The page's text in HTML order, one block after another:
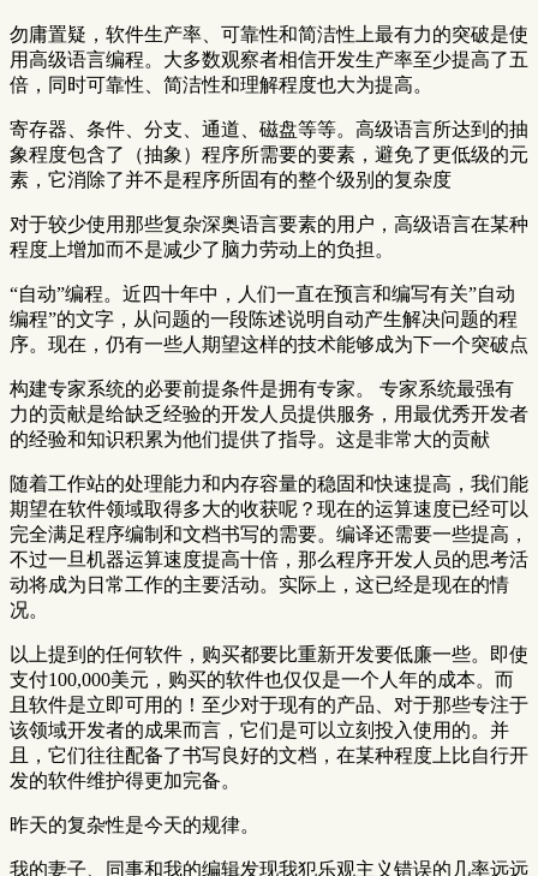
勿庸置疑，软件生产率、可靠性和简洁性上最有力的突破是使
用高级语言编程。大多数观察者相信开发生产率至少提高了五
倍，同时可靠性、简洁性和理解程度也大为提高。
寄存器、条件、分支、通道、磁盘等等。高级语言所达到的抽
象程度包含了（抽象）程序所需要的要素，避免了更低级的元
素，它消除了并不是程序所固有的整个级别的复杂度
对于较少使用那些复杂深奥语言要素的用户，高级语言在某种
程度上增加而不是减少了脑力劳动上的负担。
“自动”编程。近四十年中，人们一直在预言和编写有关”自动
编程”的文字，从问题的一段陈述说明自动产生解决问题的程
序。现在，仍有一些人期望这样的技术能够成为下一个突破点
构建专家系统的必要前提条件是拥有专家。 专家系统最强有
力的贡献是给缺乏经验的开发人员提供服务，用最优秀开发者
的经验和知识积累为他们提供了指导。这是非常大的贡献
随着工作站的处理能力和内存容量的稳固和快速提高，我们能
期望在软件领域取得多大的收获呢？现在的运算速度已经可以
完全满足程序编制和文档书写的需要。编译还需要一些提高，
不过一旦机器运算速度提高十倍，那么程序开发人员的思考活
动将成为日常工作的主要活动。实际上，这已经是现在的情
况。
以上提到的任何软件，购买都要比重新开发要低廉一些。即使
支付100,000美元，购买的软件也仅仅是一个人年的成本。而
且软件是立即可用的！至少对于现有的产品、对于那些专注于
该领域开发者的成果而言，它们是可以立刻投入使用的。并
且，它们往往配备了书写良好的文档，在某种程度上比自行开
发的软件维护得更加完备。
昨天的复杂性是今天的规律。
我的妻子、同事和我的编辑发现我犯乐观主义错误的几率远远